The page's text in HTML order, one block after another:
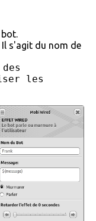
Il s'agit du nom de
les